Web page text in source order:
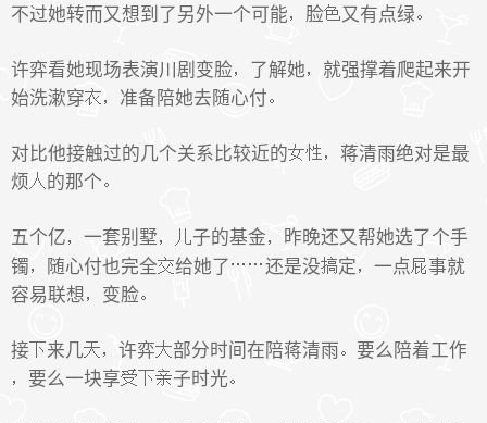
不过她转而又想到了另外一个可能 脸 又有点绿
许弈看她现场表演川剧变脸 了解她
就强撑着爬起来开
始洗漱穿
准备陪她去随心付
对比他接触过的几个关系比较近的
蒋清雨绝对是最
烦
的那个
五个亿 一套别墅 子的基金
昨晚还又帮她选了个手
镯
随心付也完全 给她了 还是没 定 一点
事就
容易联想
变脸
接 来几 许弈 部分时间在陪蒋清雨
要么陪着工作
要么一块享
子时光